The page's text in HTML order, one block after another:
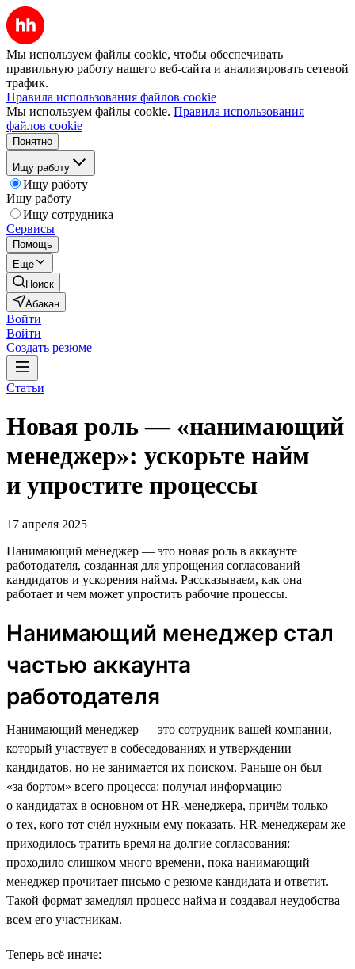
Мы используем файлы cookie, чтобы обеспечивать
правильную работу нашего веб-сайта и анализировать сетевой
трафик.
Правила использования файлов cookie
Мы используем файлы cookie. Правила использования
файлов cookie
Понятно
Ищу работу
Ищу работу
Ищу работу
Ищу сотрудника
Сервисы
Помощь
Ещё
Поиск
Абакан
Войти
Войти
Создать резюме
Статьи
Новая роль — «нанимающий
менеджер»: ускорьте найм
и упростите процессы
17 апреля 2025
Нанимающий менеджер — это новая роль в аккаунте
работодателя, созданная для упрощения согласований
кандидатов и ускорения найма. Рассказываем, как она
работает и чем может упростить рабочие процессы.
Нанимающий менеджер стал
частью аккаунта
работодателя
Нанимающий менеджер — это сотрудник вашей компании,
который участвует в собеседованиях и утверждении
кандидатов, но не занимается их поиском. Раньше он был
«за бортом» всего процесса: получал информацию
о кандидатах в основном от HR-менеджера, причём только
о тех, кого тот счёл нужным ему показать. HR-менеджерам же
приходилось тратить время на долгие согласования:
проходило слишком много времени, пока нанимающий
менеджер прочитает письмо с резюме кандидата и ответит.
Такой формат замедлял процесс найма и создавал неудобства
всем его участникам.
Теперь всё иначе: